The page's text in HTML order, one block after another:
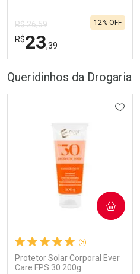
R$ 26,59
R$23,39
12% OFF
Ativar Desconto
Queridinhos da Drogaria
(3)
Protetor Solar Corporal Ever
Care FPS 30 200g
COMPRAR